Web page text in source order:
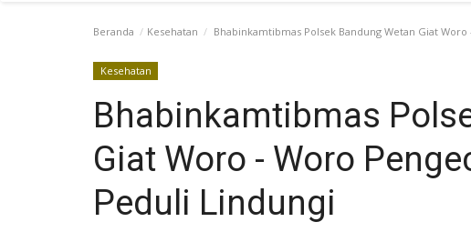
Beranda Kesehatan Bhabinkamtibmas Polsek Bandung Wetan Giat
Kesehatan
Bhabinkamtibmas
Giat Woro - Woro
Peduli Lindungi